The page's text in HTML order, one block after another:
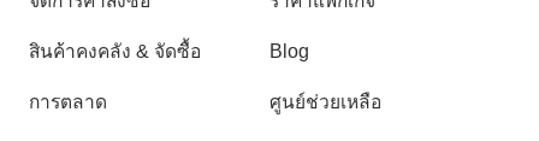
สินค้าคงคลัง & จัดซื้อ
การตลาด
Blog
ศูนย์ช่วยเหลือ